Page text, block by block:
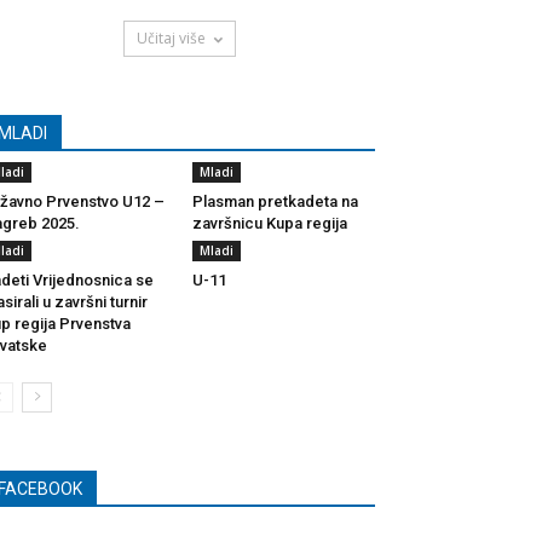
Učitaj više
MLADI
Prvenstvo U12 –
2025.
Mladi
Plasman pretkadeta na
završnicu Kupa regija
Vrijednosnica se
u završni turnir
regija Prvenstva
Mladi
U-11
FACEBOOK